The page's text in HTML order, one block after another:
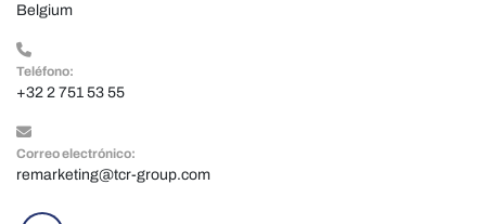
Belgium
Teléfono:
+32 2 751 53 55
Correo electrónico:
remarketing@tcr-group.com